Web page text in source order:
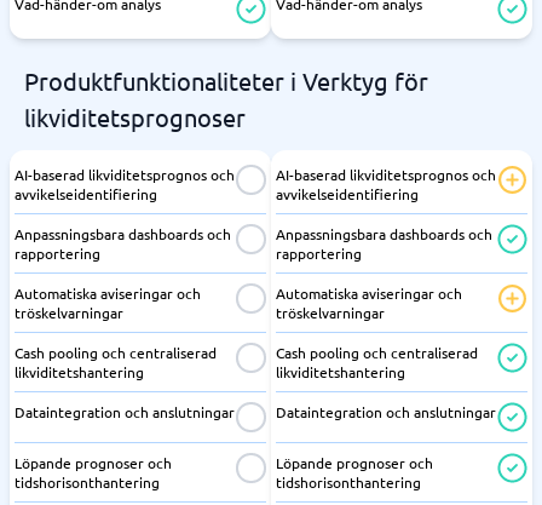
Produktfunktionaliteter i Verktyg för
likviditetsprognoser
AI-baserad likviditetsprognos och
avvikelseidentifiering
Anpassningsbara dashboards och
rapportering
Automatiska aviseringar och
tröskelvarningar
Cash pooling och centraliserad
likviditetshantering
Dataintegration och anslutningar
Löpande prognoser och
tidshorisonthantering
AI-baserad likviditetsprognos och
avvikelseidentifiering
Anpassningsbara dashboards och
rapportering
Automatiska aviseringar och
tröskelvarningar
Cash pooling och centraliserad
likviditetshantering
Dataintegration och anslutningar
Löpande prognoser och
tidshorisonthantering